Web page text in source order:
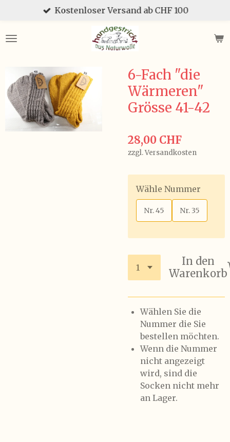
springen
Kostenloser Versand ab CHF 100
6-Fach "die
Wärmeren"
Grösse 41-42
28,00 CHF
zzgl. Versandkosten
Wähle Nummer
Nr. 45 Nr. 35
In den
Warenkorb
Wählen Sie die
Nummer die Sie
bestellen möchten.
Wenn die Nummer
nicht angezeigt
wird, sind die
Socken nicht mehr
an Lager.